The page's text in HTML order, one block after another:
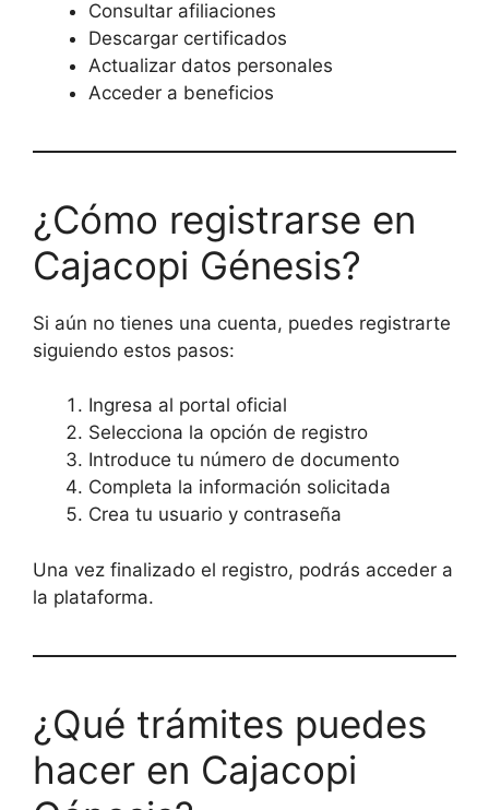
Consultar afiliaciones
Descargar certificados
Actualizar datos personales
Acceder a beneficios
¿Cómo registrarse en
Cajacopi Génesis?
Si aún no tienes una cuenta, puedes registrarte
siguiendo estos pasos:
Ingresa al portal oficial
Selecciona la opción de registro
Introduce tu número de documento
Completa la información solicitada
Crea tu usuario y contraseña
Una vez finalizado el registro, podrás acceder a
la plataforma.
¿Qué trámites puedes
hacer en Cajacopi